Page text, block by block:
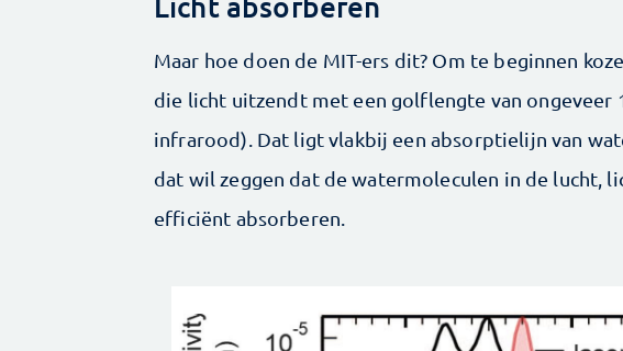
Maar hoe doen de MIT-ers dit? Om te beginnen
die licht uitzendt met een golflengte van ongeveer
infrarood). Dat ligt vlakbij een absorptielijn van
dat wil zeggen dat de watermoleculen in de lucht,
efficiënt absorberen.